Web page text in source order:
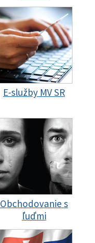
E-služby MV SR
Obchodovanie s
ľuďmi